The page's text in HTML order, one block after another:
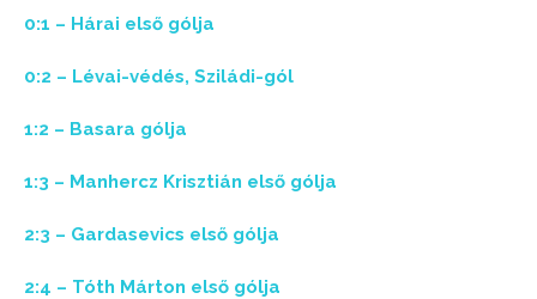
0:1 – Hárai első gólja
0:2 – Lévai-védés, Sziládi-gól
1:2 – Basara gólja
1:3 – Manhercz Krisztián első gólja
2:3 – Gardasevics első gólja
2:4 – Tóth Márton első gólja